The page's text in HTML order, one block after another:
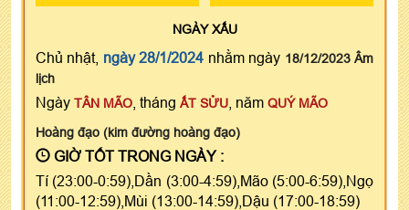
NGÀYXẤU
Chủ nhật, ngày 28/1/2024 nhằm ngày 18/12/2023 Âm
lịch
Ngày TÂN MÃO , tháng ẤT SỬU , năm QUÝ MÃO
Hoàng đạo (kim đường hoàng đạo)
GIỜ TỐT TRONG NGÀY :
Tí (23:00-0:59),Dần (3:00-4:59),Mão (5:00-6:59),Ngọ
(11:00-12:59),Mùi (13:00-14:59),Dậu (17:00-18:59)